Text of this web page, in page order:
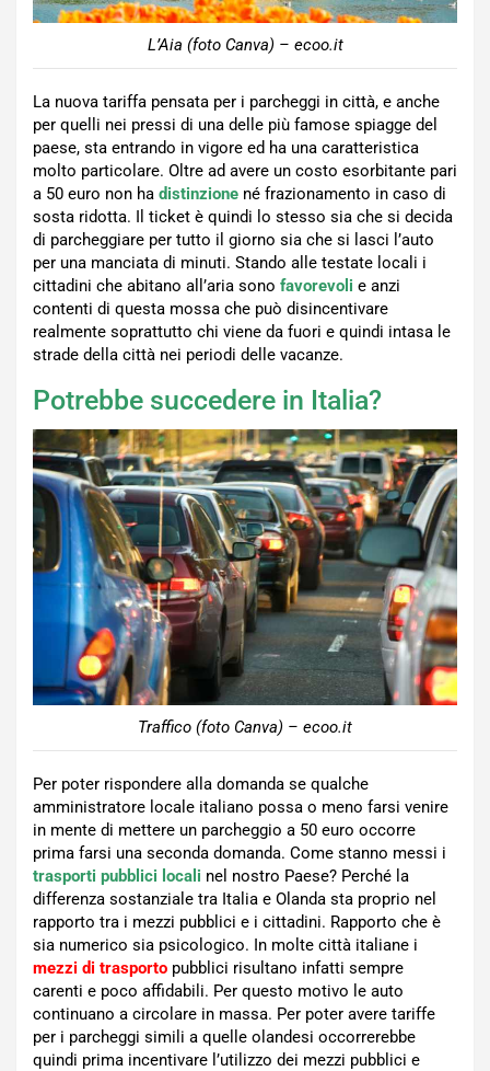
L’Aia (foto Canva) – ecoo.it
La nuova tariffa pensata per i parcheggi in città, e anche
per quelli nei pressi di una delle più famose spiagge del
paese, sta entrando in vigore ed ha una caratteristica
molto particolare. Oltre ad avere un costo esorbitante pari
a 50 euro non ha distinzione né frazionamento in caso di
sosta ridotta. Il ticket è quindi lo stesso sia che si decida
di parcheggiare per tutto il giorno sia che si lasci l’auto
per una manciata di minuti. Stando alle testate locali i
cittadini che abitano all’aria sono favorevoli e anzi
contenti di questa mossa che può disincentivare
realmente soprattutto chi viene da fuori e quindi intasa le
strade della città nei periodi delle vacanze.
Potrebbe succedere in Italia?
Traffico (foto Canva) – ecoo.it
Per poter rispondere alla domanda se qualche
amministratore locale italiano possa o meno farsi venire
in mente di mettere un parcheggio a 50 euro occorre
prima farsi una seconda domanda. Come stanno messi i
trasporti pubblici locali nel nostro Paese? Perché la
differenza sostanziale tra Italia e Olanda sta proprio nel
rapporto tra i mezzi pubblici e i cittadini. Rapporto che è
sia numerico sia psicologico. In molte città italiane i
mezzi di trasporto pubblici risultano infatti sempre
carenti e poco affidabili. Per questo motivo le auto
continuano a circolare in massa. Per poter avere tariffe
per i parcheggi simili a quelle olandesi occorrerebbe
quindi prima incentivare l’utilizzo dei mezzi pubblici e